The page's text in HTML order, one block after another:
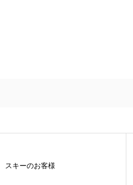
スキーのお客様